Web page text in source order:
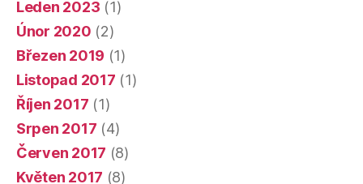
Leden 2023 (1)
Únor 2020 (2)
Březen 2019 (1)
Listopad 2017 (1)
Říjen 2017 (1)
Srpen 2017 (4)
Červen 2017 (8)
Květen 2017 (8)